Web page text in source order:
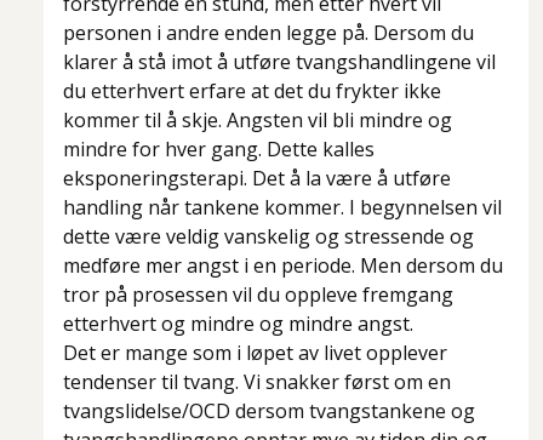
personen i andre enden legge på. Dersom du
klarer å stå imot å utføre tvangshandlingene vil
du etterhvert erfare at det du frykter ikke
kommer til å skje. Angsten vil bli mindre og
mindre for hver gang. Dette kalles
eksponeringsterapi. Det å la være å utføre
handling når tankene kommer. I begynnelsen vil
dette være veldig vanskelig og stressende og
medføre mer angst i en periode. Men dersom du
tror på prosessen vil du oppleve fremgang
etterhvert og mindre og mindre angst.
Det er mange som i løpet av livet opplever
tendenser til tvang. Vi snakker først om en
tvangslidelse/OCD dersom tvangstankene og